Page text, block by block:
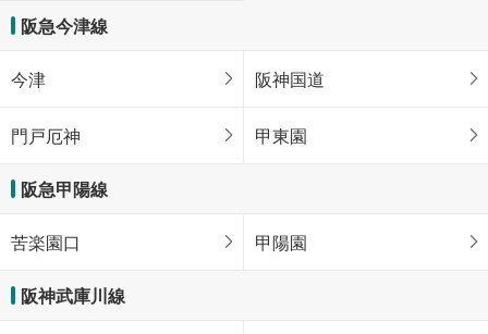
阪急今津線
今津 阪神国道
門戸厄神 甲東園
阪急甲陽線
苦楽園口 甲陽園
阪神武庫川線